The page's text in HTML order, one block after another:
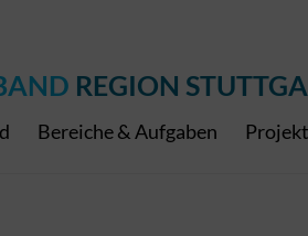
REGION
Bereiche & Aufgaben